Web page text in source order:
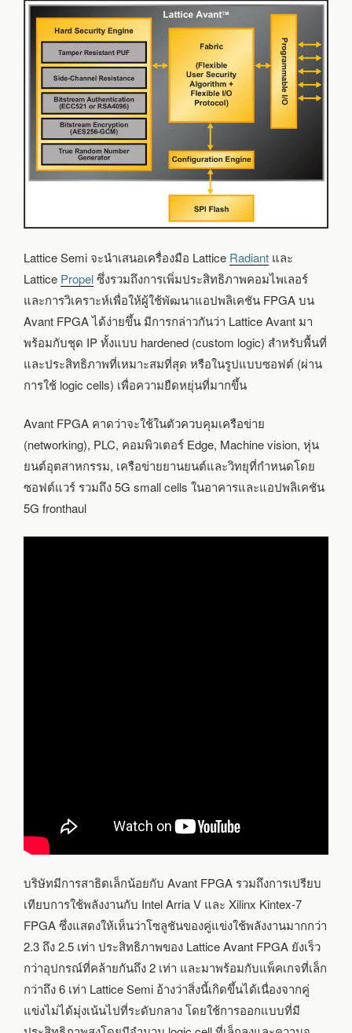
Lattice Semi จะนำเสนอเครื่องมือ Lattice Radiant และ
Lattice Propelซึ่งรวมถึงการเพิ่มประสิทธิภาพคอมไพเลอร์
และการวิเคราะห์เพื่อให้ผู้ใช้พัฒนาแอปพลิเคชัน FPGA บน
Avant FPGA ได้ง่ายขึ้น มีการกล่าวกันว่า Lattice Avant มา
พร้อมกับชุด IP ทั้งแบบ hardened (custom logic) สำหรับพื้นที่
และประสิทธิภาพที่เหมาะสมที่สุด หรือในรูปแบบซอฟต์ (ผ่าน
การใช้ logic cells) เพื่อความยืดหยุ่นที่มากขึ้น
Avant FPGA คาดว่าจะใช้ในตัวควบคุมเครือข่าย
(networking), PLC, คอมพิวเตอร์ Edge, Machine vision, หุ่น
ยนต์อุตสาหกรรม, เครือข่ายยานยนต์และวิทยุที่กำหนดโดย
ซอฟต์แวร์ รวมถึง 5G small cells ในอาคารและแอปพลิเคชัน
5G fronthaul
บริษัทมีการสาธิตเล็กน้อยกับ Avant FPGA รวมถึงการเปรียบ
เทียบการใช้พลังงานกับ Intel Arria V และ Xilinx Kintex-7
FPGA ซึ่งแสดงให้เห็นว่าโซลูชันของคู่แข่งใช้พลังงานมากกว่า
2.3 ถึง 2.5 เท่า ประสิทธิภาพของ Lattice Avant FPGA ยังเร็ว
กว่าอุปกรณ์ที่คล้ายกันถึง 2 เท่า และมาพร้อมกับแพ็คเกจที่เล็ก
กว่าถึง 6 เท่า Lattice Semi อ้างว่าสิ่งนี้เกิดขึ้นได้เนื่องจากคู่
แข่งไม่ได้มุ่งเน้นไปที่ระดับกลาง โดยใช้การออกแบบที่มี